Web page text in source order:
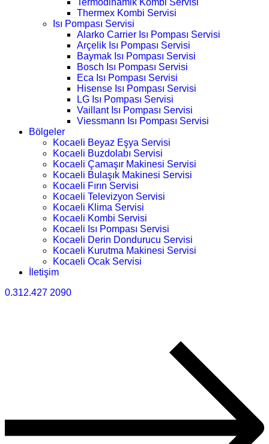
Thermex Kombi Servisi
Isı Pompası Servisi
Alarko Carrier Isı Pompası Servisi
Arçelik Isı Pompası Servisi
Baymak Isı Pompası Servisi
Bosch Isı Pompası Servisi
Eca Isı Pompası Servisi
Hisense Isı Pompası Servisi
LG Isı Pompası Servisi
Vaillant Isı Pompası Servisi
Viessmann Isı Pompası Servisi
Bölgeler
Kocaeli Beyaz Eşya Servisi
Kocaeli Buzdolabı Servisi
Kocaeli Çamaşır Makinesi Servisi
Kocaeli Bulaşık Makinesi Servisi
Kocaeli Fırın Servisi
Kocaeli Televizyon Servisi
Kocaeli Klima Servisi
Kocaeli Kombi Servisi
Kocaeli Isı Pompası Servisi
Kocaeli Derin Dondurucu Servisi
Kocaeli Kurutma Makinesi Servisi
Kocaeli Ocak Servisi
İletişim
0.312.427 2090